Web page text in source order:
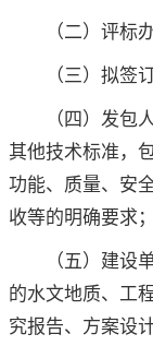
（二）评标
（三）拟签
（四）发包
其他技术标准，
功能、质量、安
收等的明确要求；
（五）建设
的水文地质、工
究报告、方案设